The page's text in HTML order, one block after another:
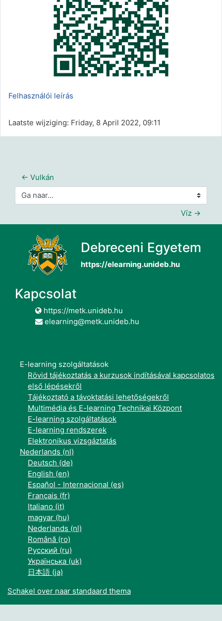
Felhasználói leírás
Laatste wijziging: Friday, 8 April 2022, 09:11
← Vulkán
Ga naar...
Víz →
Debreceni Egyetem
https://elearning.unideb.hu
Kapcsolat
https://metk.unideb.hu
elearning@metk.unideb.hu
E-learning szolgáltatások
Rövid tájékoztatás a kurzusok indításával kapcsolatos
első lépésekről
Tájékoztató a távoktatási lehetőségekről
Multimédia és E-learning Technikai Központ
E-learning szolgáltatások
E-learning rendszerek
Elektronikus vizsgáztatás
Nederlands ‎(nl)‎
Deutsch ‎(de)‎
English ‎(en)‎
Español - Internacional ‎(es)‎
Français ‎(fr)‎
Italiano ‎(it)‎
magyar ‎(hu)‎
Nederlands ‎(nl)‎
Română ‎(ro)‎
Русский ‎(ru)‎
Українська ‎(uk)‎
日本語 ‎(ja)‎
Schakel over naar standaard thema